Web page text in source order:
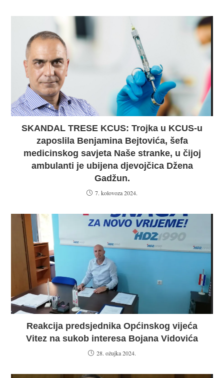
SKANDAL TRESE KCUS: Trojka u KCUS-u
zaposlila Benjamina Bejtovića, šefa
medicinskog savjeta Naše stranke, u čijoj
ambulanti je ubijena djevojčica Džena
Gadžun.
7. kolovoza 2024.
Reakcija predsjednika Općinskog vijeća
Vitez na sukob interesa Bojana Vidovića
28. ožujka 2024.